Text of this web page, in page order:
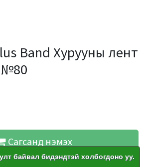
Band Хурууны лент
№80
Сагсанд нэмэх
байвал бидэндтэй холбогдоно уу.